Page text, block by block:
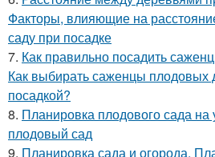
Факторы, влияющие на
саду при посадке
7. Как правильно посадить
Как выбирать саженцы плодовых
посадкой?
8. Планировка плодового сада на
плодовый сад
9. Планировка сада и огорода.